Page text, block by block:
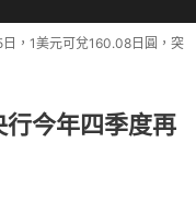
，1美元可兌160.08日圓，突
今年四季度再